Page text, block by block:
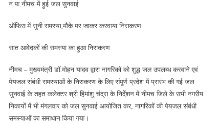
न.पा.नीमच में हुई जल सुनवाई
ऑफिस में सुनी समस्या,मौके पर जाकर करवाया निराकरण
सात आवेदकों की समस्या का हुआ निराकरण
नीमच – मुख्यमंत्री डॉ.मोहन यादव द्वारा नागरिकों को शुद्ध जल उपलब्ध करवाने एवं
पेयजल संबंधी समस्याओं के निराकरण के लिए संपूर्ण प्रदेश में प्रारंभ की गई जल
सुनवाई के तहत कलेक्‍टर श्री हिमांशु चंद्रा के निर्देशन में नीमच जिले के सभी नगरीय
निकायों में भी मंगलवार को जल सुनवाई आयोजित कर, नागरिकों की पेयजल संबंधी
समस्‍याओं का समाधान किया गया।